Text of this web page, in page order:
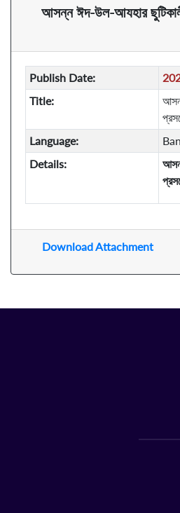
আসন্ন ঈদ-উল-আযহার ছুটিকালীন
Publish Date:
Title:
Language:
Details:
Download Attachment